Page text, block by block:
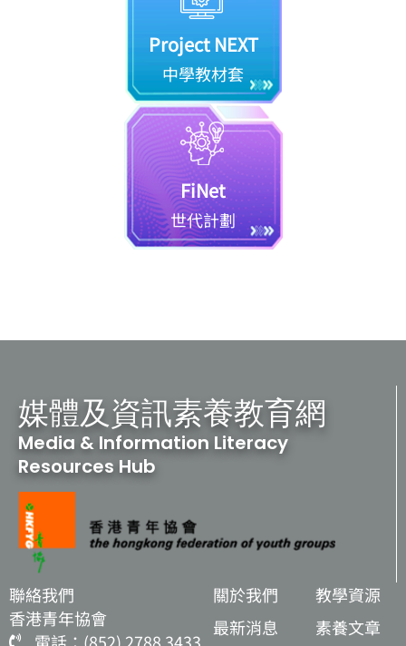
Project NEXT
中學教材套
FiNet
世代計劃
媒體及資訊素養教育網
Media & Information Literacy
Resources Hub
聯絡我們
香港青年協會
關於我們
最新消息
教學資源
素養文章